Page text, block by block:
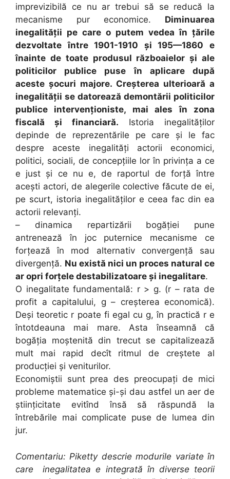
imprevizibilă ce nu ar trebui să se reducă la
mecanisme pur economice. Diminuarea
inegalității pe care o putem vedea în țările
dezvoltate între 1901-1910 și 195—1860 e
înainte de toate produsul războaielor și ale
politicilor publice puse în aplicare după
aceste șocuri majore. Creșterea ulterioară a
inegalității se datorează demontării politicilor
publice intervenționiste, mai ales în zona
fiscală și financiară. Istoria inegalităților
depinde de reprezentările pe care și le fac
despre aceste inegalități actorii economici,
politici, sociali, de concepțiile lor în privința a ce
e just și ce nu e, de raportul de forță între
acești actori, de alegerile colective făcute de ei,
pe scurt, istoria inegalităților e ceea fac din ea
actorii relevanți.
– dinamica repartizării bogăției pune
antrenează în joc puternice mecanisme ce
forțează în mod alternativ convergență sau
divergență. Nu există nici un proces natural ce
ar opri forțele destabilizatoare și inegalitare.
O inegalitate fundamentală: r > g. (r – rata de
profit a capitalului, g – creșterea economică).
Deși teoretic r poate fi egal cu g, în practică r e
întotdeauna mai mare. Asta înseamnă că
bogăția moștenită din trecut se capitalizează
mult mai rapid decît ritmul de creștete al
producției și veniturilor.
Economiștii sunt prea des preocupați de mici
probleme matematice și-și dau astfel un aer de
științicitate evitînd însă să răspundă la
întrebările mai complicate puse de lumea din
jur.
Comentariu: Piketty descrie modurile variate în
care inegalitatea e integrată în diverse teorii